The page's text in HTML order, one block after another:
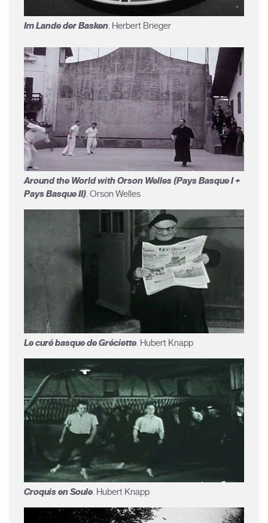
Im Lande der Basken. Herbert Brieger
Around the World with Orson Welles (Pays Basque I +
Pays Basque II). Orson Welles
Le curé basque de Gréciette. Hubert Knapp
Croquis en Soule. Hubert Knapp